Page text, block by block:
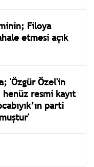
Filoya
etmesi açık
'Özgür Özel'in
resmi kayıt
parti